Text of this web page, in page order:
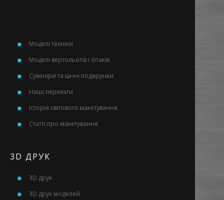
Моделі техніки
Моделі вертольотів і літаків
Сувеніри та цінні подарунки
Наші переваги
Історія світового макетування
Статті про макетування
3D ДРУК
3D друк
3D друк моделей